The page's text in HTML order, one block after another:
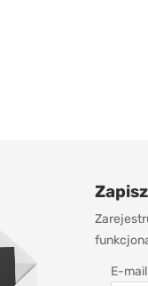
E-mail